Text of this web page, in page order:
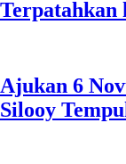
Terpatahkan
Ajukan 6
Silooy